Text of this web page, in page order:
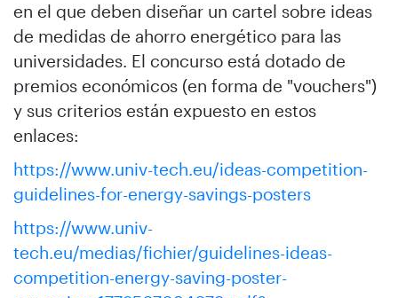
en el que deben diseñar un cartel sobre ideas
de medidas de ahorro energético para las
universidades. El concurso está dotado de
premios económicos (en forma de "vouchers")
y sus criterios están expuesto en estos
enlaces:
https://www.univ-tech.eu/ideas-competition-
guidelines-for-energy-savings-posters
https://www.univ-
tech.eu/medias/fichier/guidelines-ideas-
competition-energy-saving-poster-